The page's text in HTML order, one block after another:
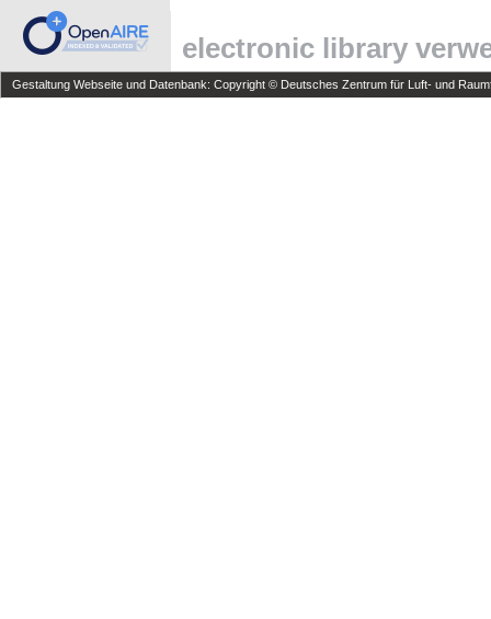
electronic library
Gestaltung Webseite und Datenbank: Copyright © Deutsches Zentrum für Luft- und